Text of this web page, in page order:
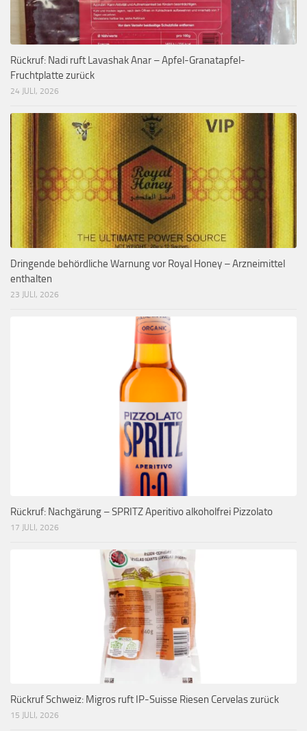
Rückruf: Nadi ruft Lavashak Anar – Apfel-Granatapfel-
Fruchtplatte zurück
24 JULI, 2026
Dringende behördliche Warnung vor Royal Honey – Arzneimittel
enthalten
23 JULI, 2026
Rückruf: Nachgärung – SPRITZ Aperitivo alkoholfrei Pizzolato
17 JULI, 2026
Rückruf Schweiz: Migros ruft IP-Suisse Riesen Cervelas zurück
15 JULI, 2026